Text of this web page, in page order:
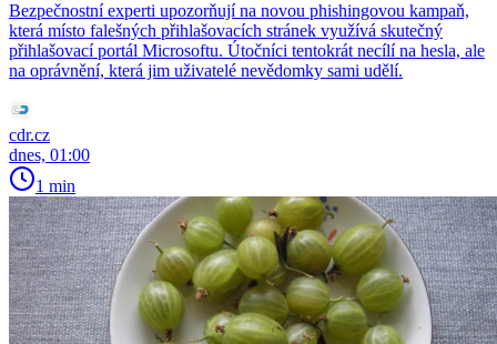
Bezpečnostní experti upozorňují na novou phishingovou kampaň,
která místo falešných přihlašovacích stránek využívá skutečný
přihlašovací portál Microsoftu. Útočníci tentokrát necílí na hesla, ale
na oprávnění, která jim uživatelé nevědomky sami udělí.
cdr.cz
dnes, 01:00
1 min